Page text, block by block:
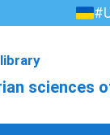
sciences